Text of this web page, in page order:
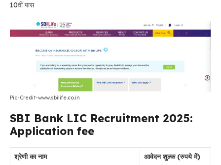
10वीं पास
Pic-Credit-www.sbilife.co.in
SBI Bank LIC Recruitment 2025:
Application fee
श्रेणी का नाम आवेदन शुल्क (रुपये में)